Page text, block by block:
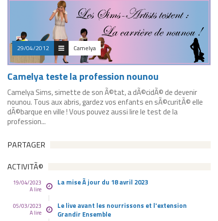
29/04/2012 Camelya
Camelya teste la profession nounou
Camelya Sims, simette de son Ã©tat, a dÃ©cidÃ© de devenir
nounou. Tous aux abris, gardez vos enfants en sÃ©curitÃ© elle
dÃ©barque en ville ! Vous pouvez aussi lire le test de la
profession...
PARTAGER
ACTIVITÃ©
19/04/2023
A lire
La mise Ã jour du 18 avril 2023
05/03/2023
A lire
Le live avant les nourrissons et l'extension
Grandir Ensemble